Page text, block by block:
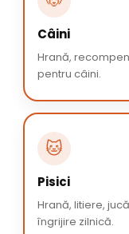
Câini
Hrană,
pentru câini.
🐱
Pisici
Hrană, litiere,
îngrijire zilnică.